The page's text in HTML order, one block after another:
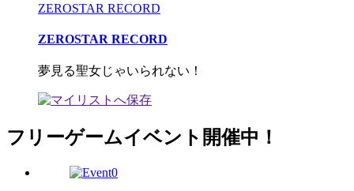
ZEROSTAR RECORD
ZEROSTAR RECORD
夢見る聖女じゃいられない！
フリーゲームイベント開催中！